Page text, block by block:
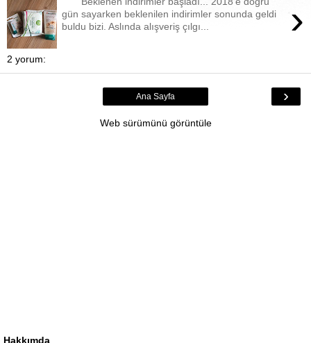
›
gün sayarken beklenilen indirimler sonunda geldi
buldu bizi. Aslında alışveriş çılgı...
2 yorum:
›
Ana Sayfa
Web sürümünü görüntüle
Hakkımda